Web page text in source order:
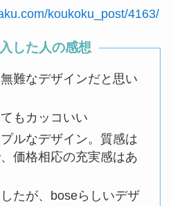
koukoku_post/4163/
した人の感想
難なデザインだと思い
もカッコいい
ルなデザイン。質感は
価格相応の充実感はあ
たが、boseらしいデザ